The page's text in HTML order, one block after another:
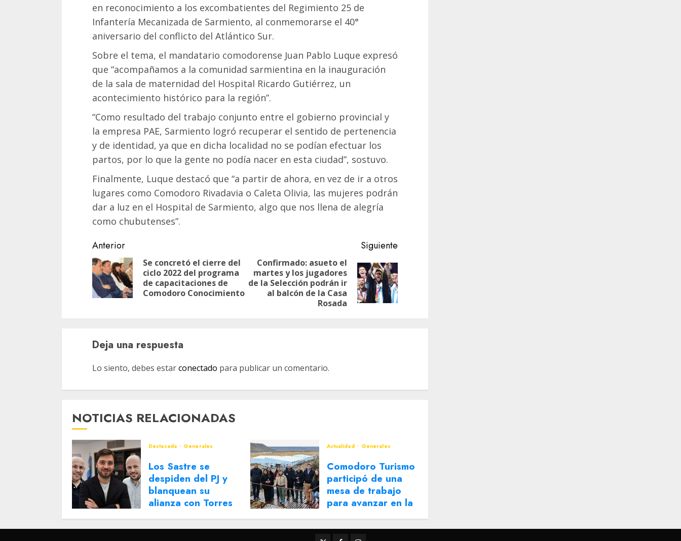
en reconocimiento a los excombatientes del Regimiento 25 de
Infantería Mecanizada de Sarmiento, al conmemorarse el 40°
aniversario del conflicto del Atlántico Sur.
Sobre el tema, el mandatario comodorense Juan Pablo Luque expresó
que “acompañamos a la comunidad sarmientina en la inauguración
de la sala de maternidad del Hospital Ricardo Gutiérrez, un
acontecimiento histórico para la región”.
“Como resultado del trabajo conjunto entre el gobierno provincial y
la empresa PAE, Sarmiento logró recuperar el sentido de pertenencia
y de identidad, ya que en dicha localidad no se podían efectuar los
partos, por lo que la gente no podía nacer en esta ciudad”, sostuvo.
Finalmente, Luque destacó que “a partir de ahora, en vez de ir a otros
lugares como Comodoro Rivadavia o Caleta Olivia, las mujeres podrán
dar a luz en el Hospital de Sarmiento, algo que nos llena de alegría
como chubutenses”.
Navegación
de
entradas
Anterior
Entrada
anterior:
Se concretó el cierre del
ciclo 2022 del programa
de capacitaciones de
Comodoro Conocimiento
Siguiente
Siguiente
entrada:
Confirmado: asueto el
martes y los jugadores
de la Selección podrán ir
al balcón de la Casa
Rosada
Deja una respuesta
Lo siento, debes estarconectado para publicar un comentario.
NOTICIAS RELACIONADAS
Destacada Generales
Los Sastre se
despiden del PJ y
blanquean su
alianza con Torres
Actualidad Generales
Comodoro Turismo
participó de una
mesa de trabajo
para avanzar en la
reactivación del
Corredor Turístico